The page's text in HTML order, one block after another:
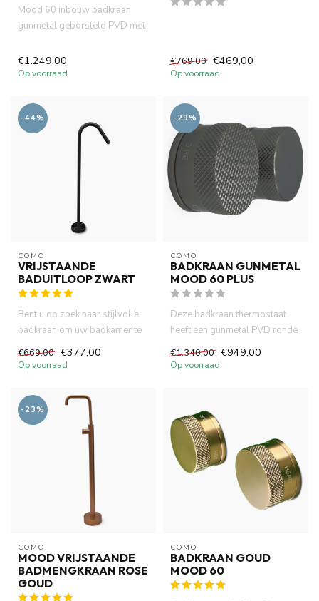
Mood 60 inbouw badkraan
gunmetal geborsteld PVD met
Inc...
€1.249,00
Op voorraad
€769,00 €469,00
Op voorraad
-44%
COMO
VRIJSTAANDE
BADUITLOOP ZWART
Bent u op zoek naar stijlvolle
badkraan om uw badkamer te
laten stralen ? Como v...
€669,00 €377,00
Op voorraad
-29%
COMO
BADKRAAN GUNMETAL
MOOD 60 PLUS
Deze badkraan thermostaat
heeft een gunmetal PVD ronde
60mm diameter knop en 3/2...
€1.340,00 €949,00
Op voorraad
-23%
COMO
MOOD VRIJSTAANDE
BADMENGKRAAN ROSE
GOUD
COMO
BADKRAAN GOUD
MOOD 60